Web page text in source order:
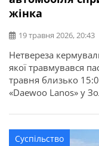
жінка
19 травня 2026, 20:43
Нетвереза
якої травмувався
травня близько
«Daewoo Lanos» у
встановили, що 32-
Шевченка, під час
дотрималася
Суспільство